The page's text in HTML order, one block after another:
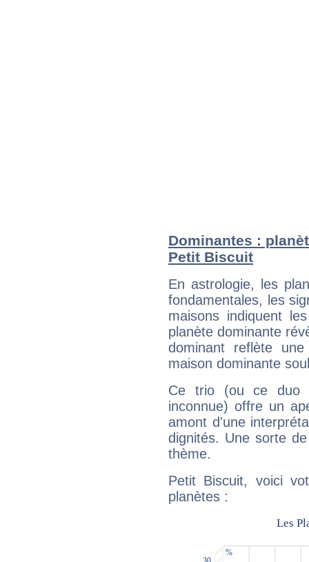
Dominantes :
Petit Biscuit
En astrologie, les
fondamentales, les
maisons indiquent
planète dominante
dominant reflète
maison dominante
Ce trio (ou ce duo
inconnue) offre un
amont d'une
dignités. Une sorte
thème.
Petit Biscuit, voici
planètes :